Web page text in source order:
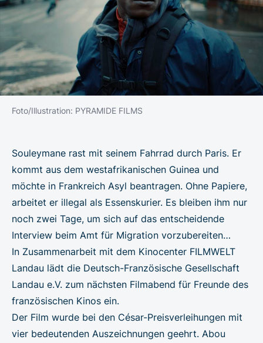
Foto/Illustration: PYRAMIDE FILMS
Souleymane rast mit seinem Fahrrad durch Paris. Er
kommt aus dem westafrikanischen Guinea und
möchte in Frankreich Asyl beantragen. Ohne Papiere,
arbeitet er illegal als Essenskurier. Es bleiben ihm nur
noch zwei Tage, um sich auf das entscheidende
Interview beim Amt für Migration vorzubereiten…
In Zusammenarbeit mit dem Kinocenter FILMWELT
Landau lädt die Deutsch-Französische Gesellschaft
Landau e.V. zum nächsten Filmabend für Freunde des
französischen Kinos ein.
Der Film wurde bei den César-Preisverleihungen mit
vier bedeutenden Auszeichnungen geehrt. Abou